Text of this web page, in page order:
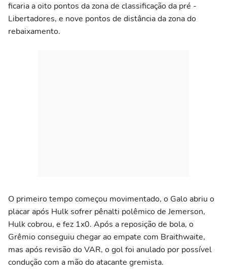
ficaria a oito pontos da zona de classificação da pré -
Libertadores, e nove pontos de distância da zona do
rebaixamento.
O primeiro tempo começou movimentado, o Galo abriu o
placar após Hulk sofrer pênalti polêmico de Jemerson,
Hulk cobrou, e fez 1x0. Após a reposição de bola, o
Grêmio conseguiu chegar ao empate com Braithwaite,
mas após revisão do VAR, o gol foi anulado por possível
condução com a mão do atacante gremista.